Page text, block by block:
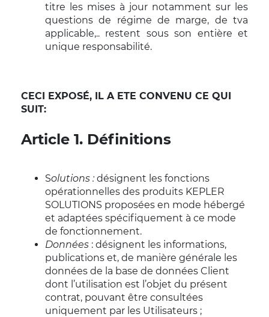
titre les mises à jour notamment sur les
questions de régime de marge, de tva
applicable,.. restent sous son entière et
unique responsabilité.
CECI EXPOSÉ, IL A ETE CONVENU CE QUI
SUIT:
Article 1. Définitions
Solutions : désignent les fonctions
opérationnelles des produits KEPLER
SOLUTIONS proposées en mode hébergé
et adaptées spécifiquement à ce mode
de fonctionnement.
Données : désignent les informations,
publications et, de manière générale les
données de la base de données Client
dont l’utilisation est l’objet du présent
contrat, pouvant être consultées
uniquement par les Utilisateurs ;